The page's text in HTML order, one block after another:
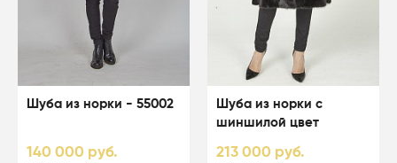
Шуба из норки - 55002
140 000 руб.
Шуба из норки с
шиншилой цвет
213 000 руб.